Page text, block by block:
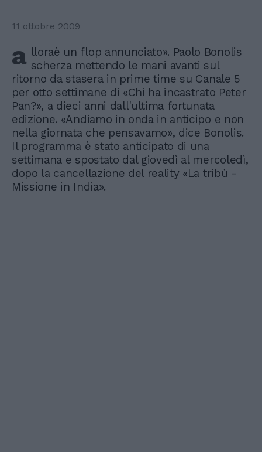
11 ottobre 2009
a lloraè un flop annunciato». Paolo Bonolis
scherza mettendo le mani avanti sul
ritorno da stasera in prime time su Canale 5
per otto settimane di «Chi ha incastrato Peter
Pan?», a dieci anni dall'ultima fortunata
edizione. «Andiamo in onda in anticipo e non
nella giornata che pensavamo», dice Bonolis.
Il programma è stato anticipato di una
settimana e spostato dal giovedì al mercoledì,
dopo la cancellazione del reality «La tribù -
Missione in India».